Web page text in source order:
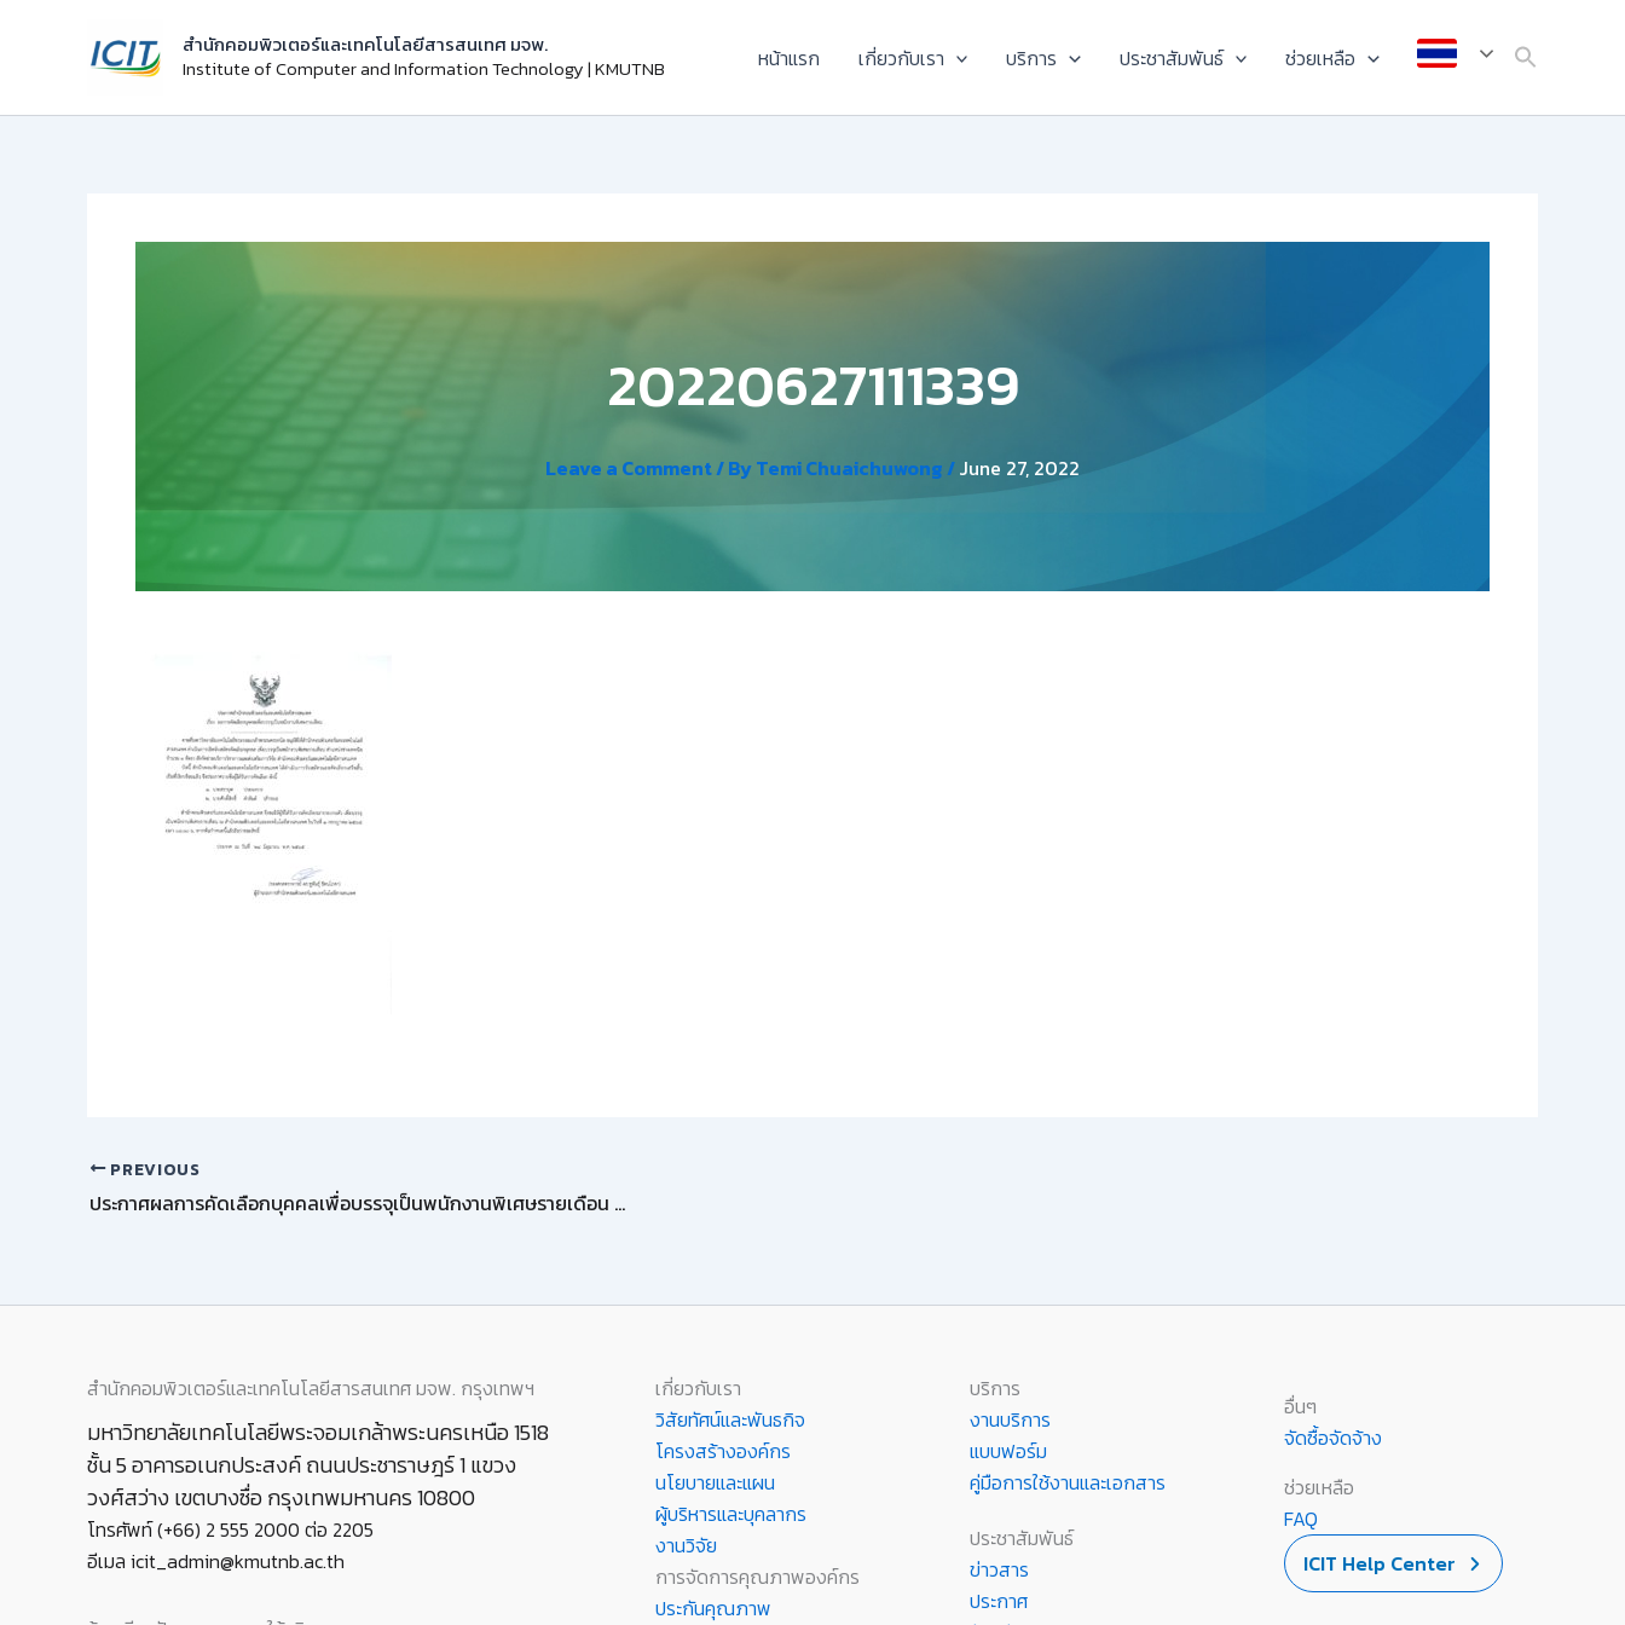
สำนักคอมพิวเตอร์และเทคโนโลยีสารสนเทศ มจพ.
Institute of Computer and Information Technology | KMUTNB
หน้าแรก เกี่ยวกับเรา บริการ ประชาสัมพันธ์ ช่วยเหลือ
20220627111339
Leave a Comment/ ByTemi Chuaichuwong/June 27, 2022
PREVIOUS
ประกาศผลการคัดเลือกบุคคลเพื่อบรรจุเป็นพนักงานพิเศษรายเดือน ตำแหน่งช่างเทคนิค
สำนักคอมพิวเตอร์และเทคโนโลยีสารสนเทศ มจพ. กรุงเทพฯ
มหาวิทยาลัยเทคโนโลยีพระจอมเกล้าพระนครเหนือ 1518
ชั้น 5 อาคารอเนกประสงค์ ถนนประชาราษฎร์ 1 แขวง
วงศ์สว่าง เขตบางซื่อ กรุงเทพมหานคร 10800
โทรศัพท์ (+66) 2 555 2000 ต่อ 2205
อีเมล icit_admin@kmutnb.ac.th
เกี่ยวกับเรา
วิสัยทัศน์และพันธกิจ
โครงสร้างองค์กร
นโยบายและแผน
ผู้บริหารและบุคลากร
งานวิจัย
การจัดการคุณภาพองค์กร
ประกันคุณภาพ
บริการ
งานบริการ
แบบฟอร์ม
คู่มือการใช้งานและเอกสาร
ประชาสัมพันธ์
ข่าวสาร
ประกาศ
อื่นๆ
จัดซื้อจัดจ้าง
ช่วยเหลือ
FAQ
ICIT Help Center